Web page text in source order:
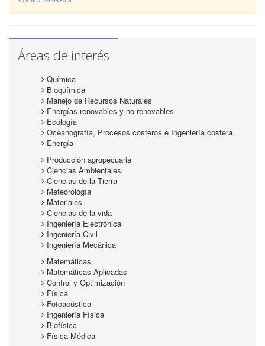
Áreas de interés
Química
Bioquímica
Manejo de Recursos Naturales
Energías renovables y no renovables
Ecología
Oceanografía, Procesos costeros e Ingeniería costera.
Energía
Producción agropecuaria
Ciencias Ambientales
Ciencias de la Tierra
Meteorología
Materiales
Ciencias de la vida
Ingeniería Electrónica
Ingeniería Civil
Ingeniería Mecánica
Matemáticas
Matemáticas Aplicadas
Control y Optimización
Física
Fotoacústica
Ingeniería Física
Biofísica
Física Médica